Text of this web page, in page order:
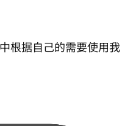
根据自己的需要使用我